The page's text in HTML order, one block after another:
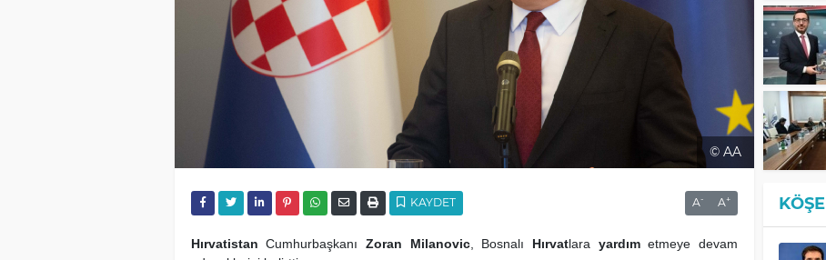
© AA
KAYDET A- A+
Hırvatistan Cumhurbaşkanı Zoran Milanovic, Bosnalı Hırvatlara yardımetmeye devam
KÖŞE